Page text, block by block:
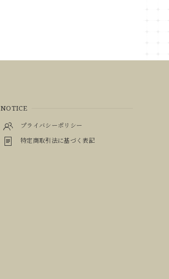
NOTICE
プライバシーポリシー
特定商取引法に基づく表記